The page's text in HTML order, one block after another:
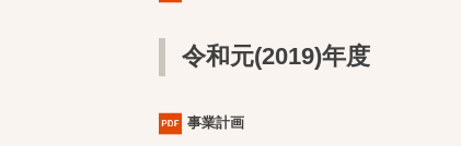
令和元(2019)年度
事業計画